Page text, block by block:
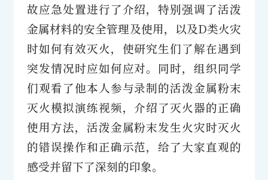
故应急处置进行了介绍，特别强调了活泼
金属材料的安全管理及使用，以及D类火灾
时如何有效灭火，使研究生们了解在遇到
突发情况时应如何应对。同时，组织同学
们观看了他本人参与录制的活泼金属粉末
灭火模拟演练视频，介绍了灭火器的正确
使用方法，活泼金属粉末发生火灾时灭火
的错误操作和正确示范，给了大家直观的
感受并留下了深刻的印象。